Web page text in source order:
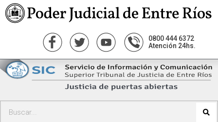
0800 444 6372
Atención 24hs.